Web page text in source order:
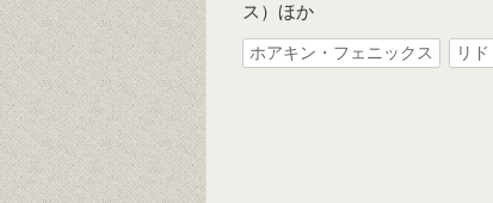
ス）ほか
ホアキン・フェニックス リ